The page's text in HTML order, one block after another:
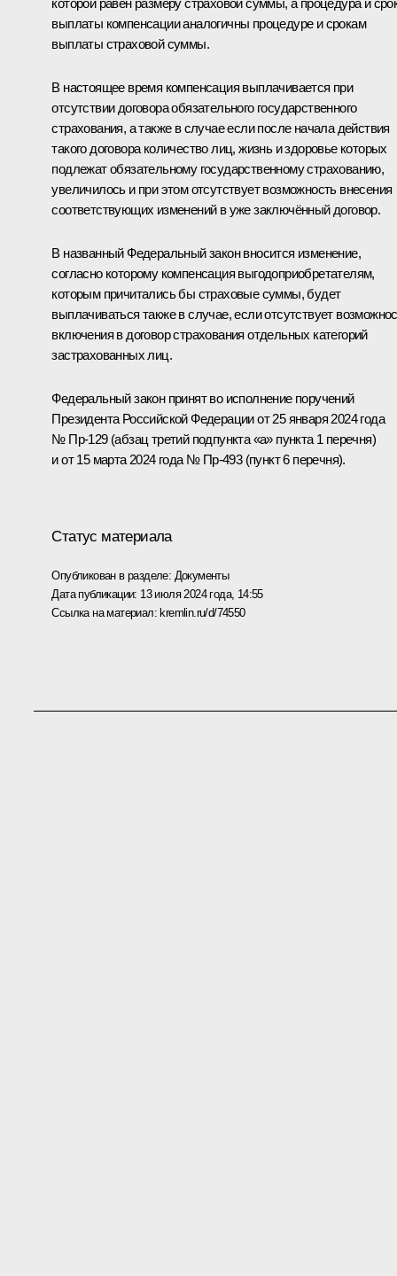
выплаты компенсации аналогичны процедуре и срокам
выплаты страховой суммы.
В настоящее время компенсация выплачивается при
отсутствии договора обязательного государственного
страхования, а также в случае если после начала действия
такого договора количество лиц, жизнь и здоровье которых
подлежат обязательному государственному страхованию,
увеличилось и при этом отсутствует возможность внесения
соответствующих изменений в уже заключённый договор.
В названный Федеральный закон вносится изменение,
согласно которому компенсация выгодоприобретателям,
которым причитались бы страховые суммы, будет
выплачиваться также в случае, если отсутствует
включения в договор страхования отдельных категорий
застрахованных лиц.
Федеральный закон принят во исполнение поручений
Президента Российской Федерации от 25 января 2024 года
№ Пр-129 (абзац третий подпункта «а» пункта 1 перечня)
и от 15 марта 2024 года № Пр-493 (пункт 6 перечня).
Статус материала
Опубликован в разделе: Документы
Дата публикации: 13 июля 2024 года, 14:55
Ссылка на материал: kremlin.ru/d/74550